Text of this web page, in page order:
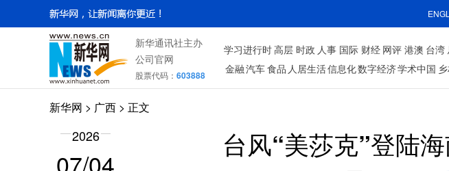
新华通讯社主办
公司官网
股票代码： 603888
学习进行时高层 时政 人事 国际 财经 网评 港澳 台湾
金融汽车食品 人居生活信息化数字经济学术中国
新华网 > 广西 > 正文
2026
07/04
台风“美莎克”登陆